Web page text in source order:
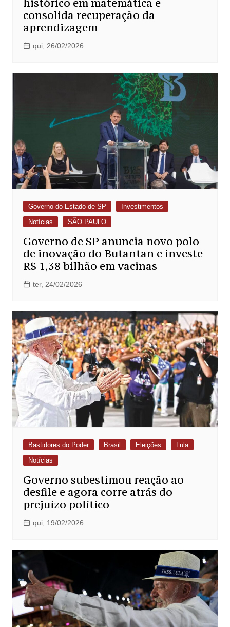
histórico em matemática e
consolida recuperação da
aprendizagem
qui, 26/02/2026
Governo do Estado de SP
Investimentos
Notícias
SÃO PAULO
Governo de SP anuncia novo polo
de inovação do Butantan e investe
R$ 1,38 bilhão em vacinas
ter, 24/02/2026
Bastidores do Poder Brasil Eleições
Lula
Notícias
Governo subestimou reação ao
desfile e agora corre atrás do
prejuízo político
qui, 19/02/2026